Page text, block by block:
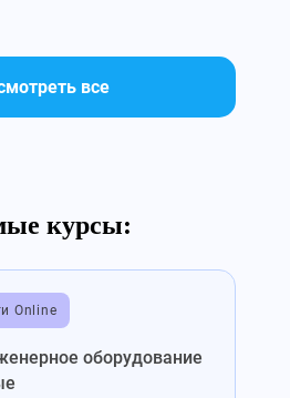
все
курсы:
Online
оборудование